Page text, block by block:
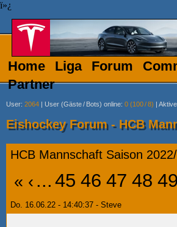
ï»¿
Home Liga Forum
Partner
User: 2064 | User (Gäste/ Bots) online: 0 (100/8) |
Eishockey Forum - HCB
HCB Mannschaft Saison
« ‹ ... 45 46 47 48 49
Do. 16.06.22 - 14:40:37 - Steve